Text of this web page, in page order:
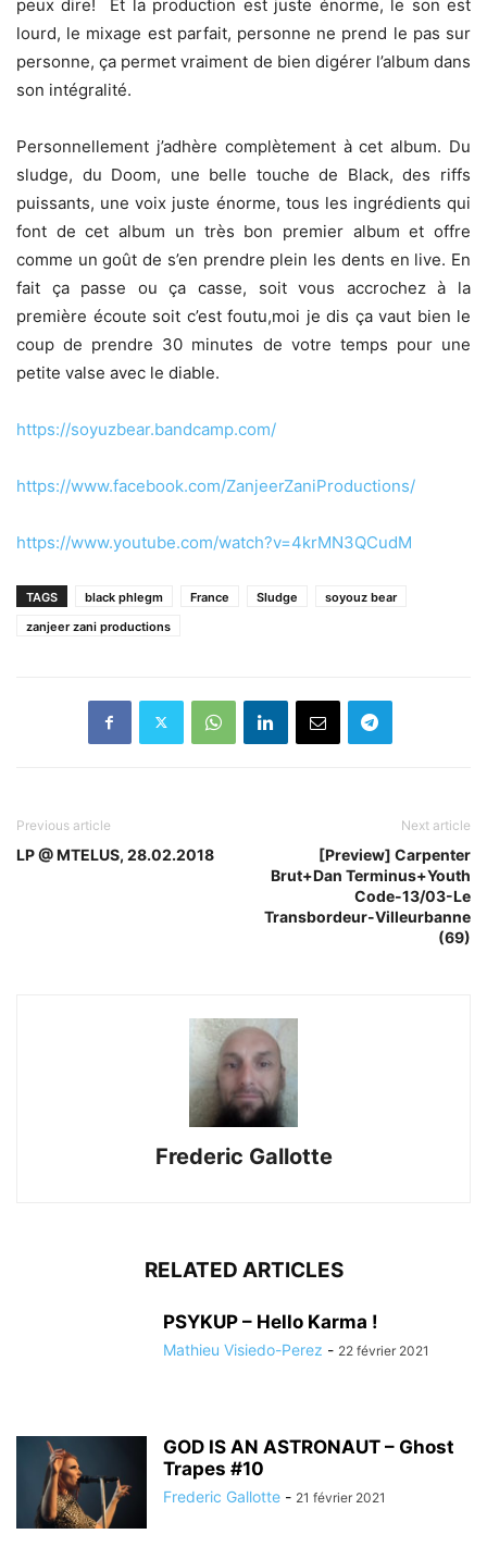
peux dire! Et la production est juste énorme, le son est
lourd, le mixage est parfait, personne ne prend le pas sur
personne, ça permet vraiment de bien digérer l’album dans
son intégralité.
Personnellement j’adhère complètement à cet album. Du
sludge, du Doom, une belle touche de Black, des riffs
puissants, une voix juste énorme, tous les ingrédients qui
font de cet album un très bon premier album et offre
comme un goût de s’en prendre plein les dents en live. En
fait ça passe ou ça casse, soit vous accrochez à la
première écoute soit c’est foutu,moi je dis ça vaut bien le
coup de prendre 30 minutes de votre temps pour une
petite valse avec le diable.
https://soyuzbear.bandcamp.com/
https://www.facebook.com/ZanjeerZaniProductions/
https://www.youtube.com/watch?v=4krMN3QCudM
TAGS black phlegm France Sludge
soyouz bear
zanjeer zani productions
Previous article
LP @ MTELUS, 28.02.2018
Next article
[Preview] Carpenter
Brut+Dan Terminus+Youth
Code-13/03-Le
Transbordeur-Villeurbanne
(69)
Frederic Gallotte
RELATED ARTICLES
PSYKUP – Hello Karma !
Mathieu Visiedo-Perez - 22 février 2021
GOD IS AN ASTRONAUT – Ghost
Trapes #10
Frederic Gallotte - 21 février 2021